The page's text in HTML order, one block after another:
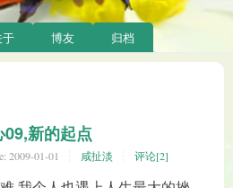
于 博友 归档
09,新的起点
2009-01-01 咸扯淡 评论[2]